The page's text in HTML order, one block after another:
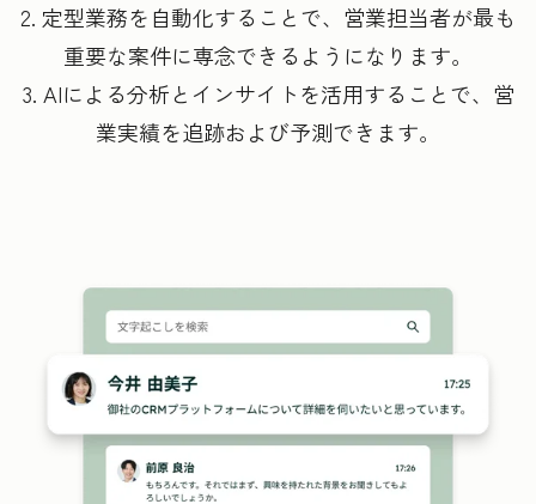
2. 定型業務を自動化することで、営業担当者が最も
重要な案件に専念できるようになります。
3. AIによる分析とインサイトを活用することで、営
業実績を追跡および予測できます。